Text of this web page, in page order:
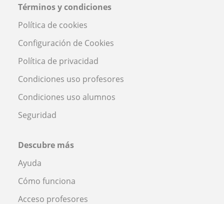
Términos y condiciones
Política de cookies
Configuración de Cookies
Política de privacidad
Condiciones uso profesores
Condiciones uso alumnos
Seguridad
Descubre más
Ayuda
Cómo funciona
Acceso profesores